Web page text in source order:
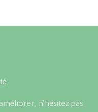
n’hésitez pas